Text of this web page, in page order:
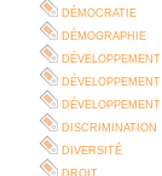
démocratie
démographie
développement
discrimination
diversité
droit